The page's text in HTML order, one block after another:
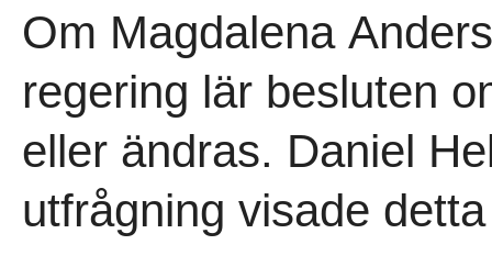
Om Magdalena
regering lär besluten
eller ändras. Daniel
utfrågning visade